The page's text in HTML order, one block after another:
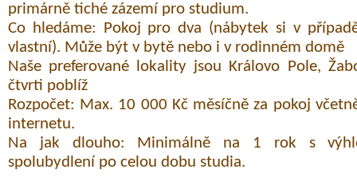
primárně tiché zázemí pro studium.
Co hledáme: Pokoj pro dva (nábytek si v
vlastní). Může být v bytě nebo i v rodinném domě
Naše preferované lokality jsou Královo Pole,
čtvrti poblíž
Rozpočet: Max. 10 000 Kč měsíčně za pokoj
internetu.
Na jak dlouho: Minimálně na 1 rok s
spolubydlení po celou dobu studia.